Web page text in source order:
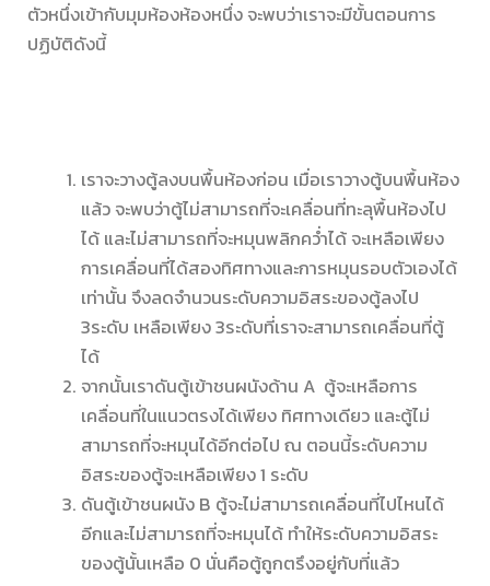
ตัวหนึ่งเข้ากับมุมห้องห้องหนึ่ง จะพบว่าเราจะมีขั้นตอนการ
ปฏิบัติดังนี้
เราจะวางตู้ลงบนพื้นห้องก่อน เมื่อเราวางตู้บนพื้นห้อง
แล้ว จะพบว่าตู้ไม่สามารถที่จะเคลื่อนที่ทะลุพื้นห้องไป
ได้ และไม่สามารถที่จะหมุนพลิกคว่ำได้ จะเหลือเพียง
การเคลื่อนที่ได้สองทิศทางและการหมุนรอบตัวเองได้
เท่านั้น จึงลดจำนวนระดับความอิสระของตู้ลงไป
3ระดับ เหลือเพียง 3ระดับที่เราจะสามารถเคลื่อนที่ตู้
ได้
จากนั้นเราดันตู้เข้าชนผนังด้าน A ตู้จะเหลือการ
เคลื่อนที่ในแนวตรงได้เพียง ทิศทางเดียว และตู้ไม่
สามารถที่จะหมุนได้อีกต่อไป ณ ตอนนี้ระดับความ
อิสระของตู้จะเหลือเพียง 1 ระดับ
ดันตู้เข้าชนผนัง B ตู้จะไม่สามารถเคลื่อนที่ไปไหนได้
อีกและไม่สามารถที่จะหมุนได้ ทำให้ระดับความอิสระ
ของตู้นั้นเหลือ 0 นั่นคือตู้ถูกตรึงอยู่กับที่แล้ว